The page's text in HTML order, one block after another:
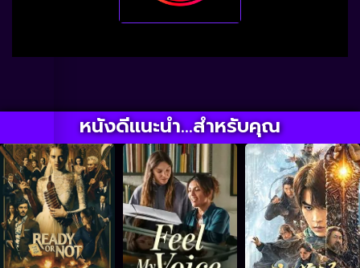
หนังดีแนะนำ...สำหรับคุณ